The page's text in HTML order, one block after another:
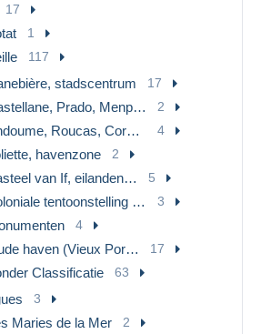
17
1
117
stadscentrum 17
Castellane, Prado, Menpenti, Rouet 2
Endoume, Roucas, Corniche, stranden 4
havenzone 2
van If, eilanden… 5
Koloniale tentoonstelling 1906-1922 3
4
Oude haven (Vieux Port), Saint Victor, De Panier 17
Classificatie 63
3
Maries de la Mer 2